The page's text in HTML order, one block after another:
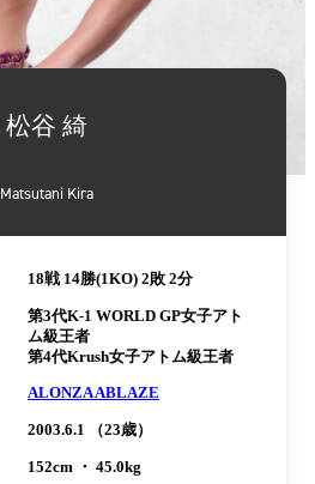
松谷 綺
Matsutani Kira
18戦 14勝(1KO) 2敗 2分
第3代K-1 WORLD GP女子アト
ム級王者
第4代Krush女子アトム級王者
ALONZA ABLAZE
2003.6.1 （23歳）
152cm ・ 45.0kg